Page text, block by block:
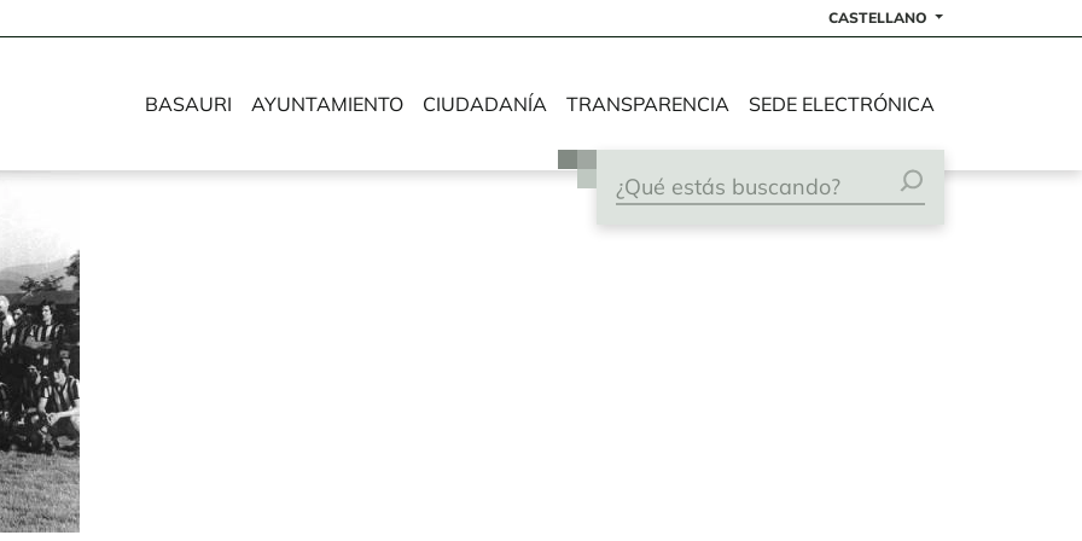
CASTELLANO
BASAURI AYUNTAMIENTO CIUDADANÍA TRANSPARENCIA SEDE ELECTRÓNICA